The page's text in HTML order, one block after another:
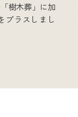
樹木葬」に加
プラスしまし